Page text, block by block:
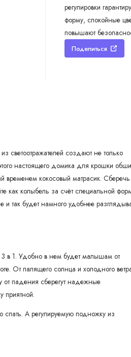
регулировки
форму, спокойные
повышают
Поделиться
светоотражателей создают не только
настоящего домика для крошки
временем кокосовый матрасик. Сберечь
как колыбель за счёт специальной
так будет намного удобнее
3 в 1. Удобно в нем будет малышам от
От палящего солнца и холодного
от падения сберегут надежные
приятной.
спать. А регулируемую подножку из